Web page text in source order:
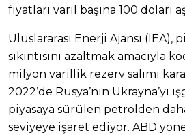
fiyatları varil başına 100 doları
Uluslararası Enerji Ajansı (IEA),
sıkıntısını azaltmak amacıyla
milyon varillik rezerv salımı
2022’de Rusya’nın Ukrayna’yı
piyasaya sürülen petrolden
seviyeye işaret ediyor. ABD